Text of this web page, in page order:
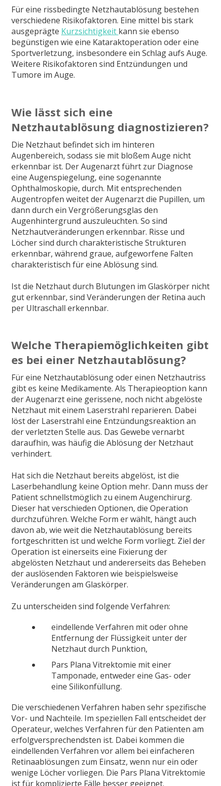
Für eine rissbedingte Netzhautablösung bestehen
verschiedene Risikofaktoren. Eine mittel bis stark
ausgeprägte Kurzsichtigkeit kann sie ebenso
begünstigen wie eine Kataraktoperation oder eine
Sportverletzung, insbesondere ein Schlag aufs Auge.
Weitere Risikofaktoren sind Entzündungen und
Tumore im Auge.
Wie lässt sich eine
Netzhautablösung diagnostizieren?
Die Netzhaut befindet sich im hinteren
Augenbereich, sodass sie mit bloßem Auge nicht
erkennbar ist. Der Augenarzt führt zur Diagnose
eine Augenspiegelung, eine sogenannte
Ophthalmoskopie, durch. Mit entsprechenden
Augentropfen weitet der Augenarzt die Pupillen, um
dann durch ein Vergrößerungsglas den
Augenhintergrund auszuleuchten. So sind
Netzhautveränderungen erkennbar. Risse und
Löcher sind durch charakteristische Strukturen
erkennbar, während graue, aufgeworfene Falten
charakteristisch für eine Ablösung sind.
Ist die Netzhaut durch Blutungen im Glaskörper nicht
gut erkennbar, sind Veränderungen der Retina auch
per Ultraschall erkennbar.
Welche Therapiemöglichkeiten gibt
es bei einer Netzhautablösung?
Für eine Netzhautablösung oder einen Netzhautriss
gibt es keine Medikamente. Als Therapieoption kann
der Augenarzt eine gerissene, noch nicht abgelöste
Netzhaut mit einem Laserstrahl reparieren. Dabei
löst der Laserstrahl eine Entzündungsreaktion an
der verletzten Stelle aus. Das Gewebe vernarbt
daraufhin, was häufig die Ablösung der Netzhaut
verhindert.
Hat sich die Netzhaut bereits abgelöst, ist die
Laserbehandlung keine Option mehr. Dann muss der
Patient schnellstmöglich zu einem Augenchirurg.
Dieser hat verschieden Optionen, die Operation
durchzuführen. Welche Form er wählt, hängt auch
davon ab, wie weit die Netzhautablösung bereits
fortgeschritten ist und welche Form vorliegt. Ziel der
Operation ist einerseits eine Fixierung der
abgelösten Netzhaut und andererseits das Beheben
der auslösenden Faktoren wie beispielsweise
Veränderungen am Glaskörper.
Zu unterscheiden sind folgende Verfahren:
eindellende Verfahren mit oder ohne
Entfernung der Flüssigkeit unter der
Netzhaut durch Punktion,
Pars Plana Vitrektomie mit einer
Tamponade, entweder eine Gas- oder
eine Silikonfüllung.
Die verschiedenen Verfahren haben sehr spezifische
Vor- und Nachteile. Im speziellen Fall entscheidet der
Operateur, welches Verfahren für den Patienten am
erfolgversprechendsten ist. Dabei kommen die
eindellenden Verfahren vor allem bei einfacheren
Retinaablösungen zum Einsatz, wenn nur ein oder
wenige Löcher vorliegen. Die Pars Plana Vitrektomie
ist für komplizierte Fälle besser geeignet.